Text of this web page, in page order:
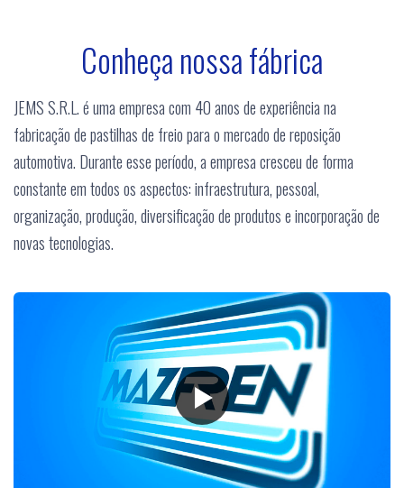
Conheça nossa fábrica
JEMS S.R.L. é uma empresa com 40 anos de experiência na
fabricação de pastilhas de freio para o mercado de reposição
automotiva. Durante esse período, a empresa cresceu de forma
constante em todos os aspectos: infraestrutura, pessoal,
organização, produção, diversificação de produtos e incorporação de
novas tecnologias.